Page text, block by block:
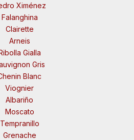
Ximénez
Falanghina
Clairette
Arneis
Gialla
Gris
Blanc
Viognier
Albariño
Moscato
Tempranillo
Grenache